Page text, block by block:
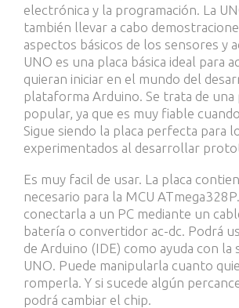
electrónica y la programación. La
también llevar a cabo
aspectos básicos de los sensores y
UNO es una placa básica ideal para
quieran iniciar en el mundo del
plataforma Arduino. Se trata de una
popular, ya que es muy fiable
Sigue siendo la placa perfecta para
experimentados al desarrollar
Es muy facil de usar. La placa
necesario para la MCU
conectarla a un PC mediante un
batería o convertidor ac-dc. Podrá
de Arduino (IDE) como ayuda con la
UNO. Puede manipularla cuanto
romperla. Y si sucede algún
podrá cambiar el chip.